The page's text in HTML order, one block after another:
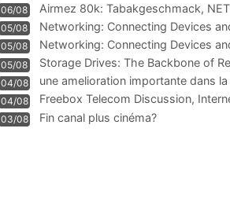
06/08
Airmez 80k: Tabakgeschmack,
Technologie und Leistung im
05/08 Networking: Connecting Devices
05/08
Networking: Connecting Devices
Information
05/08
Storage Drives: The Backbone of
Management
04/08
une amelioration importante dans
WIFI
04/08
Freebox Telecom Discussion,
Communi
03/08 Fin canal plus cinéma?